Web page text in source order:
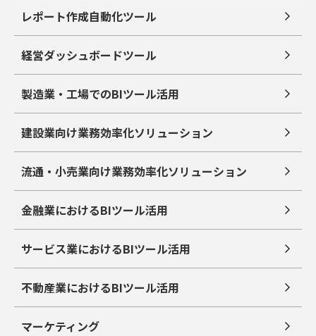
レポート作成自動化ツール
経営ダッシュボードツール
製造業・工場でのBIツール活用
建設業向け業務効率化ソリューション
流通・小売業向け業務効率化ソリューション
金融業におけるBIツール活用
サービス業におけるBIツール活用
不動産業におけるBIツール活用
マーケティング